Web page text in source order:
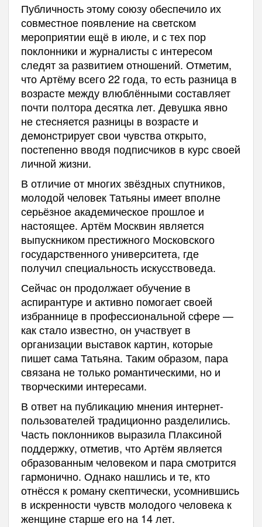
Публичность этому союзу обеспечило их
совместное появление на светском
мероприятии ещё в июле, и с тех пор
поклонники и журналисты с интересом
следят за развитием отношений. Отметим,
что Артёму всего 22 года, то есть разница в
возрасте между влюблёнными составляет
почти полтора десятка лет. Девушка явно
не стесняется разницы в возрасте и
демонстрирует свои чувства открыто,
постепенно вводя подписчиков в курс своей
личной жизни.
В отличие от многих звёздных спутников,
молодой человек Татьяны имеет вполне
серьёзное академическое прошлое и
настоящее. Артём Москвин является
выпускником престижного Московского
государственного университета, где
получил специальность искусствоведа.
Сейчас он продолжает обучение в
аспирантуре и активно помогает своей
избраннице в профессиональной сфере —
как стало известно, он участвует в
организации выставок картин, которые
пишет сама Татьяна. Таким образом, пара
связана не только романтическими, но и
творческими интересами.
В ответ на публикацию мнения интернет-
пользователей традиционно разделились.
Часть поклонников выразила Плаксиной
поддержку, отметив, что Артём является
образованным человеком и пара смотрится
гармонично. Однако нашлись и те, кто
отнёсся к роману скептически, усомнившись
в искренности чувств молодого человека к
женщине старше его на 14 лет.